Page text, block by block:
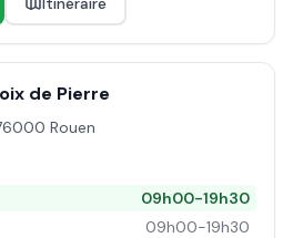
de Pierre
Rouen
09h00-19h30
09h00-19h30